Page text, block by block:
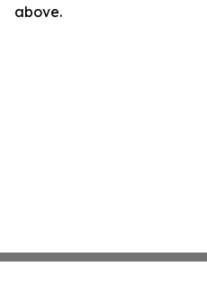
above.